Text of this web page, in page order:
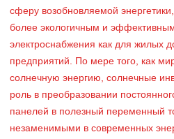
сферу возобновляемой
более экологичным и
электроснабжения как для жилых
предприятий. По мере того, как
солнечную энергию, солнечные
роль в преобразовании
панелей в полезный переменный
незаменимыми в современных